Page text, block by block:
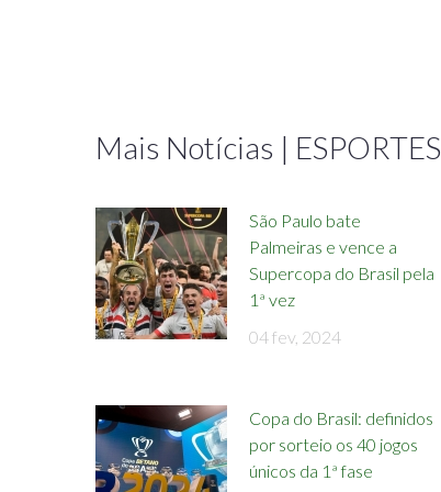
Mais Notícias | ESPORTES
São Paulo bate
Palmeiras e vence a
Supercopa do Brasil pela
1ª vez
04 fev, 2024
Copa do Brasil: definidos
por sorteio os 40 jogos
únicos da 1ª fase